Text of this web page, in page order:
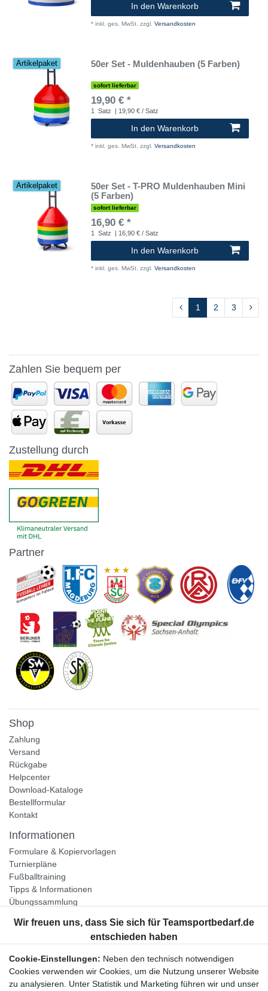
In den Warenkorb
* inkl. ges. MwSt. zzgl. Versandkosten
Artikelpaket 50er Set - Muldenhauben (5 Farben)
sofort lieferbar
19,90 € *
1 Satz | 19,90 € / Satz
In den Warenkorb
* inkl. ges. MwSt. zzgl. Versandkosten
Artikelpaket
50er Set - T-PRO Muldenhauben Mini
(5 Farben)
sofort lieferbar
16,90 € *
1 Satz | 16,90 € / Satz
In den Warenkorb
* inkl. ges. MwSt. zzgl. Versandkosten
1 2 3
Zahlen Sie bequem per
Zustellung durch
Partner
Shop
Zahlung
Versand
Rückgabe
Helpcenter
Download-Kataloge
Bestellformular
Kontakt
Informationen
Formulare & Kopiervorlagen
Turnierpläne
Fußballtraining
Tipps & Informationen
Übungssammlung
Unternehmen
Widerrufsrecht
Bestellung widerrufen
Cookie-Einstellungen: Neben den technisch notwendigen
Cookies verwenden wir Cookies, um die Nutzung unserer Website
zu analysieren. Unter Statistik und Marketing führen wir und unser